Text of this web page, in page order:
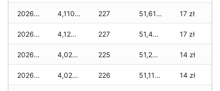
2026-03-29 4,110 zł 227 51,610 zł 17 zł
2026-03-28 4,120 zł 227 51,400 zł 17 zł
2026-03-27 4,020 zł 225 51,200 zł 14 zł
2026-03-26 4,020 zł 226 51,110 zł 14 zł